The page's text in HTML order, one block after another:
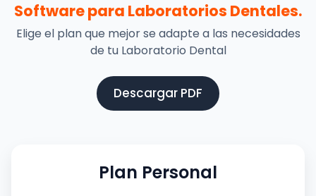
Software para Laboratorios Dentales.
Elige el plan que mejor se adapte a las necesidades
de tu Laboratorio Dental
Descargar PDF
Plan Personal